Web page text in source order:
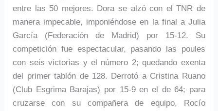
entre las 50 mejores. Dora se alzó con el TNR de
manera impecable, imponiéndose en la final a Julia
García (Federación de Madrid) por 15-12. Su
competición fue espectacular, pasando las poules
con seis victorias y el número 2; quedando exenta
del primer tablón de 128. Derrotó a Cristina Ruano
(Club Esgrima Barajas) por 15-9 en el de 64; para
cruzarse con su compañera de equipo, Rocío